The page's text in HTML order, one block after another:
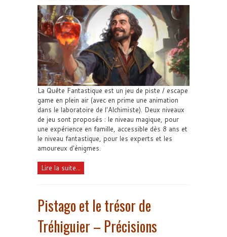
La Quête Fantastique est un jeu de piste / escape
game en plein air (avec en prime une animation
dans le laboratoire de l'Alchimiste). Deux niveaux
de jeu sont proposés : le niveau magique, pour
une expérience en famille, accessible dès 8 ans et
le niveau fantastique, pour les experts et les
amoureux d'énigmes.
Lire la suite...
Pistago et le trésor de
Tréhiguier – Précisions